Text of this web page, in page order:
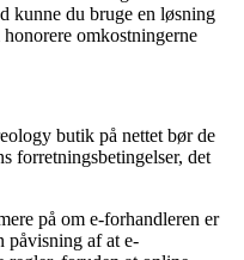
kunne du bruge en løsning
omkostningerne
butik på nettet bør de
forretningsbetingelser, det
på om e-forhandleren er
påvisning af at e-